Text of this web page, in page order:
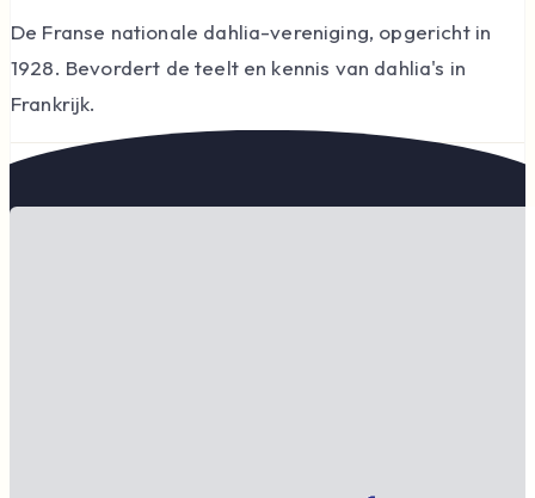
De Franse nationale dahlia-vereniging, opgericht in
1928. Bevordert de teelt en kennis van dahlia's in
Frankrijk.